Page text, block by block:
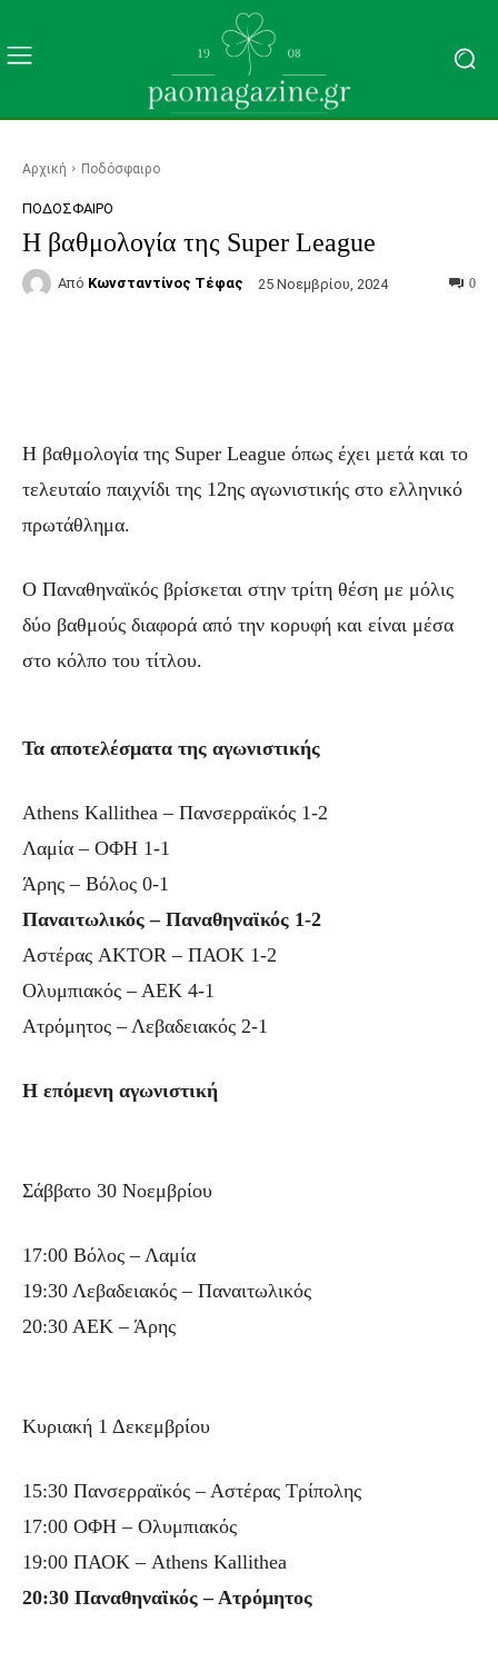
Αρχική Ποδόσφαιρο
ΠΟΔΌΣΦΑΙΡΟ
Η βαθμολογία της Super League
Από Κωνσταντίνος Τέφας 25 Νοεμβρίου, 2024 0
Η βαθμολογία της Super League όπως έχει μετά και το
τελευταίο παιχνίδι της 12ης αγωνιστικής στο ελληνικό
πρωτάθλημα.
Ο Παναθηναϊκός βρίσκεται στην τρίτη θέση με μόλις
δύο βαθμούς διαφορά από την κορυφή και είναι μέσα
στο κόλπο του τίτλου.
Τα αποτελέσματα της αγωνιστικής
Athens Kallithea – Πανσερραϊκός 1-2
Λαμία – ΟΦΗ 1-1
Άρης – Βόλος 0-1
Παναιτωλικός – Παναθηναϊκός 1-2
Αστέρας AKTOR – ΠΑΟΚ 1-2
Ολυμπιακός – ΑΕΚ 4-1
Ατρόμητος – Λεβαδειακός 2-1
Η επόμενη αγωνιστική
Σάββατο 30 Νοεμβρίου
17:00 Βόλος – Λαμία
19:30 Λεβαδειακός – Παναιτωλικός
20:30 ΑΕΚ – Άρης
Κυριακή 1 Δεκεμβρίου
15:30 Πανσερραϊκός – Αστέρας Τρίπολης
17:00 ΟΦΗ – Ολυμπιακός
19:00 ΠΑΟΚ – Athens Kallithea
20:30 Παναθηναϊκός – Ατρόμητος